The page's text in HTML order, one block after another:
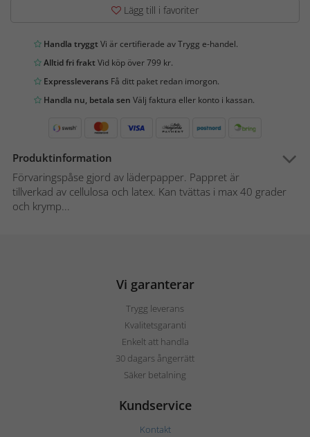
Lägg till i favoriter
Handla tryggtVi är certifierade av Trygg e-handel.
Alltid fri fraktVid köp över 799 kr.
Expressleverans Få ditt paket redan imorgon.
Handla nu, betala sen Välj faktura eller konto i kassan.
Produktinformation
Förvaringspåse gjord av läderpapper. Pappret är
tillverkad av cellulosa och latex. Kan tvättas i max 40 grader
och krymp...
Vi garanterar
Trygg leverans
Kvalitetsgaranti
Enkelt att handla
30 dagars ångerrätt
Säker betalning
Kundservice
Kontakt